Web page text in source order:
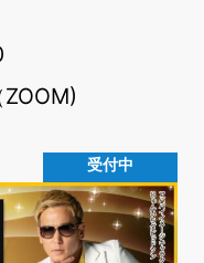
受付中